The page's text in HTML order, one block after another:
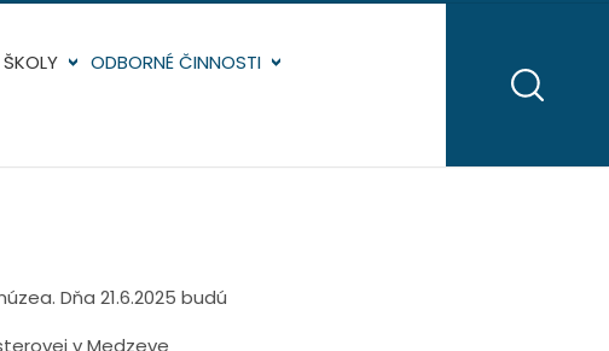
ŠKOLY
ODBORNÉ ČINNOSTI
Dňa 21.6.2025 budú
v Medzeve